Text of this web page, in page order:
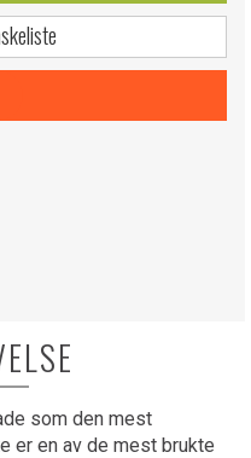
som den mest
er en av de mest brukte